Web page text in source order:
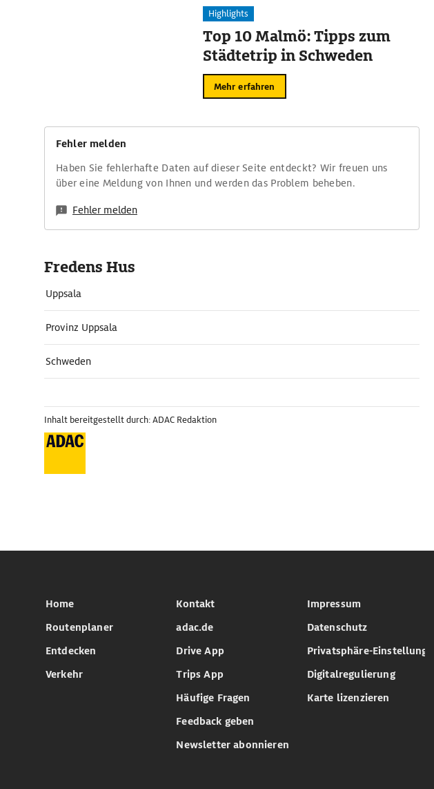
Highlights
Top 10 Malmö: Tipps zum
Städtetrip in Schweden
Mehr erfahren
Fehler melden
Haben Sie fehlerhafte Daten auf dieser Seite entdeckt? Wir freuen uns
über eine Meldung von Ihnen und werden das Problem beheben.
Fehler melden
Fredens Hus
Uppsala
Provinz Uppsala
Schweden
Inhalt bereitgestellt durch: ADAC Redaktion
Home
Routenplaner
Entdecken
Verkehr
Kontakt
adac.de
Drive App
Trips App
Häufige Fragen
Feedback geben
Newsletter abonnieren
Impressum
Datenschutz
Privatsphäre-Einstellungen
Digitalregulierung
Karte lizenzieren